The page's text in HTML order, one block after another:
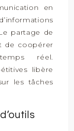
en
partage de
de coopérer
réel.
libère
les tâches